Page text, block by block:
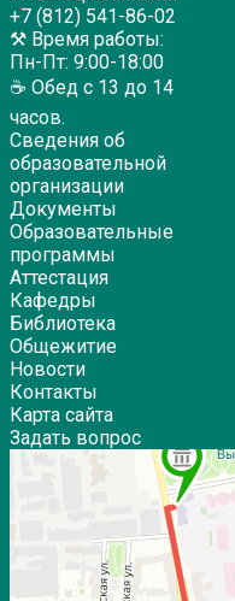
+7 (812) 541-86-02
⚒ Время работы:
Пн-Пт: 9:00-18:00
☕ Обед с 13 до 14
часов.
Сведения об
образовательной
организации
Документы
Образовательные
программы
Аттестация
Кафедры
Библиотека
Общежитие
Новости
Контакты
Карта сайта
Задать вопрос